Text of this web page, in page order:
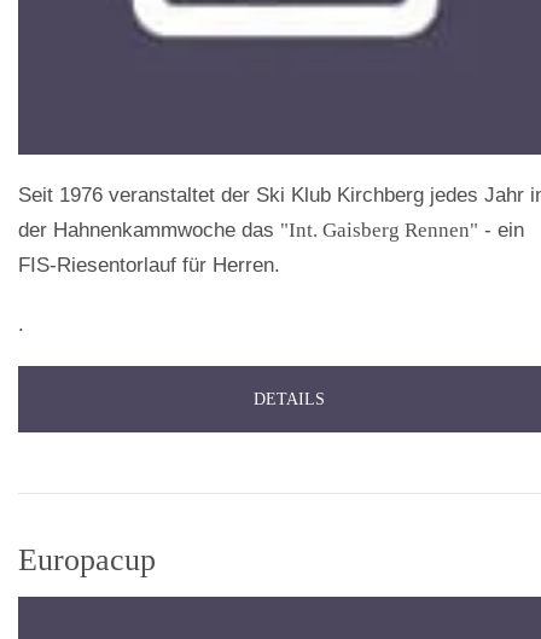
Seit 1976 veranstaltet der Ski Klub Kirchberg jedes Jahr
der Hahnenkammwoche das "Int. Gaisberg Rennen" - ein
FIS-Riesentorlauf für Herren.
.
DETAILS
Europacup